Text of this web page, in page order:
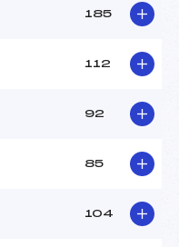
185
112
92
85
104